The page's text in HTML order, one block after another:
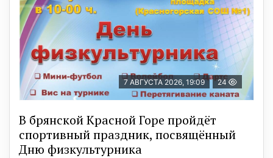
7 АВГУСТА 2026, 19:09 24
В брянской Красной Горе пройдёт
спортивный праздник, посвящённый
Дню физкультурника